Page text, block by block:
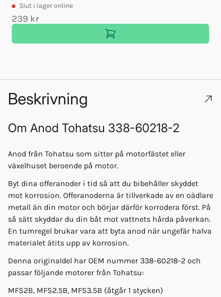
Slut i lager online
239 kr
Beskrivning
Om Anod Tohatsu 338-60218-2
Anod från Tohatsu som sitter på motorfästet eller
växelhuset beroende på motor.
Byt dina offeranoder i tid så att du bibehåller skyddet
mot korrosion. Offeranoderna är tillverkade av en oädlare
metall än din motor och börjar därför korrodera först. På
så sätt skyddar du din båt mot vattnets hårda påverkan.
En tumregel brukar vara att byta anod när ungefär halva
materialet ätits upp av korrosion.
Denna originaldel har OEM nummer 338-60218-2 och
passar följande motorer från Tohatsu:
MFS2B, MFS2.5B, MFS3.5B (åtgår 1 stycken)